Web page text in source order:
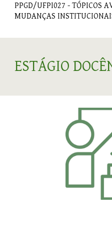
PPGD/UFPI027 - TÓPICOS
MUDANÇAS
ESTÁGIO